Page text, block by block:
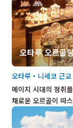
오타루 오르골
메이지 시대의 정취
채로운 오르골이 따
오타루・니세코 근교